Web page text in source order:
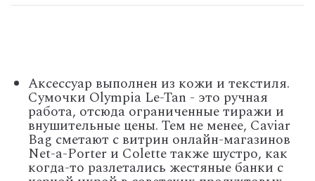
Аксессуар выполнен из кожи и текстиля.
Сумочки Olympia Le-Tan - это ручная
работа, отсюда ограниченные тиражи и
внушительные цены. Тем не менее, Caviar
Bag сметают с витрин онлайн-магазинов
Net-a-Porter и Colette также шустро, как
когда-то разлетались жестяные банки с